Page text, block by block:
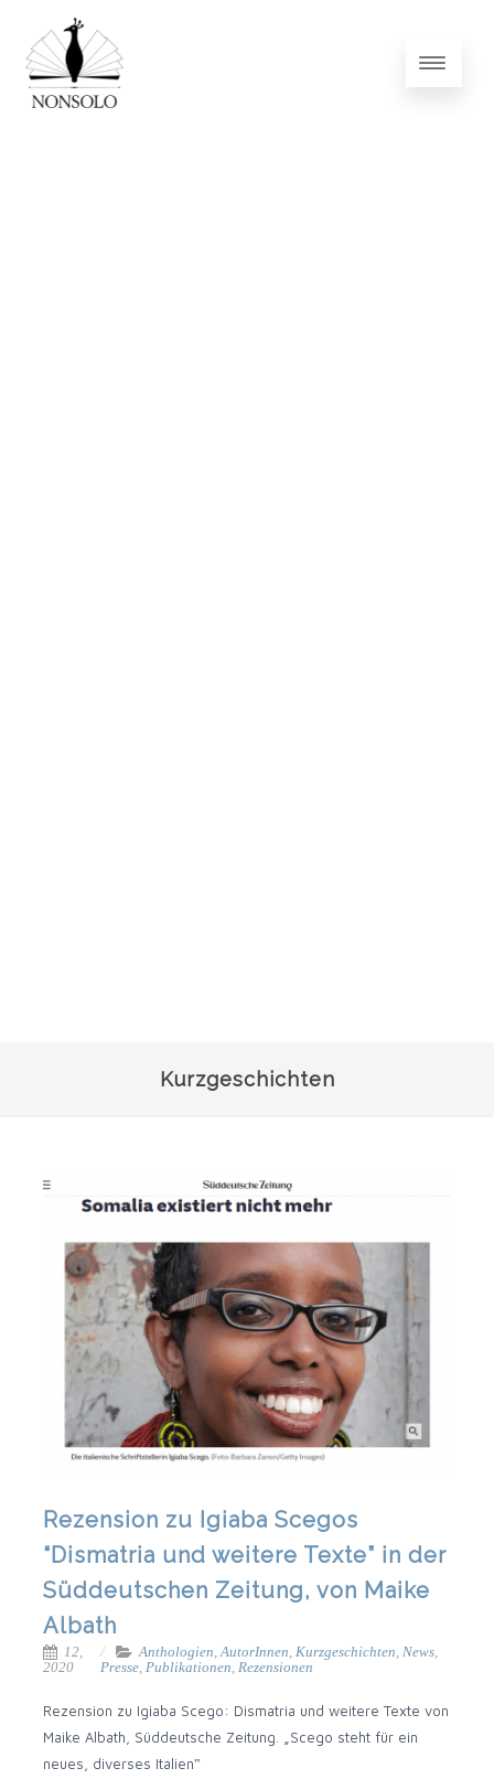
Kurzgeschichten
Rezension zu Igiaba Scegos
“Dismatria und weitere Texte” in der
Süddeutschen Zeitung, von Maike
Albath
12,
2020
Anthologien,AutorInnen,Kurzgeschichten,News,
Presse,Publikationen,Rezensionen
Rezen­si­on zu Igi­a­ba Sce­go: Dis­ma­tria und wei­te­re Tex­te von
Mai­ke Albath, Süd­deut­sche Zei­tung. „Sce­go steht für ein
neu­es, diver­ses Italien‟